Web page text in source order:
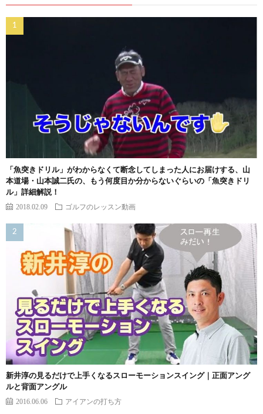
「魚突きドリル」がわからなくて断念してしまった人にお届けする、山
本道場・山本誠二氏の、もう何度目か分からないぐらいの「魚突きドリ
ル」詳細解説！
2018.02.09 ゴルフのレッスン動画
新井淳の見るだけで上手くなるスローモーションスイング｜正面アング
ルと背面アングル
2016.06.06 アイアンの打ち方